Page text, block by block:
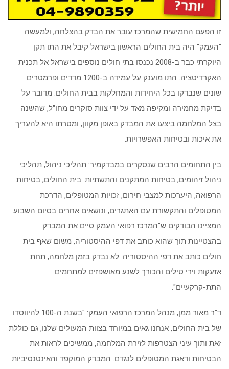
זו הפעם החמישית שהמרכז עובר את הבדק בהצלחה, ולמעשה
"העמק" היה בית החולים הראשון בישראל קיבל את התו תקן
היוקרתי כבר ב-2008 נכנסו בתי חולים נוספים בישראל אל תכנית
האקרדיטציה. התו מוענק על עמידה ב-1200 מדדים ופרמטרים
שונים שנבדקו בכל היחידות והמחלקות בבית החולים. מדובר על
בדיקת מחמירה ומקיפה מאד על ידי צוות סוקרים מחו"ל, שהשנה
בצל המלחמה ביצעו את המבדק באופן מקוון, ומטרתו היא להעריך
את איכות ובטיחות האפשרויות.
בין התחומים הרבים שנסקרים במבדקמיר: תהליכי ניהול, תהליכי
ניהול זיהומים, בטיחות המתקנים והתשתיות. בית החולים, בטיחות
הרפואה, היערכות למצבי חירום, זכויות המטופלים, הדרכת
המטופלים והתקשורת עם האתגרים, ונושאים אחרים בסיום השבוע
המציינו הבודקים ש"המרכז רפואי העמק סיים את המבדק
בהצטיינות תוך שהוא כותב את דפי ההיסטוריה, משום שאף בית
חולים כותב את דפי ההיסטוריה. לא נבדק בזמן מלחמה, תחת
אזעקות וירי טילים והכורך לשנע מאושפזים למתחמים
התת-קרקעיים".
ד"ר מאור ממן, מנהל המרכז הרפואי העמק: "בשנת ה-100 להיווסדו
של בית החולים, אנחנו גאים במיוחד בצוות המעולים שלנו, גם כוללת
זאת ותוך עיני הצטרפות לזירת המלחמה, ממשיכים לראות את
הבטיחות ודאגת המטופלים לנגדם. המבדק המוקפד והאינטנסיביות